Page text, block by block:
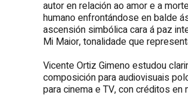
autor en relación ao amor e a
humano enfrontándose en balde
ascensión simbólica cara á paz
Mi Maior, tonalidade que
Vicente Ortiz Gimeno estudou
composición para audiovisuais
para cinema e TV, con créditos